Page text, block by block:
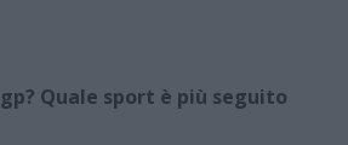
Quale sport è più seguito